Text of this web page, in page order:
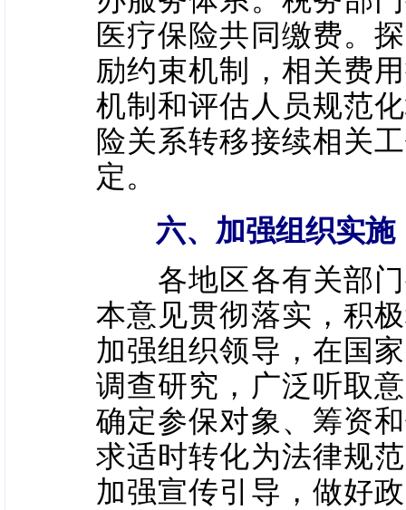
医疗保险共同缴费。
励约束机制，相关费
机制和评估人员规范
险关系转移接续相关
定。
六、加强组织实施
各地区各有关部门
本意见贯彻落实，积
加强组织领导，在国
调查研究，广泛听取
确定参保对象、筹资
求适时转化为法律规
加强宣传引导，做好